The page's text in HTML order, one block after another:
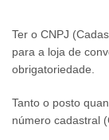
Ter o CNPJ
para a loja de
obrigatoriedade.
Tanto o posto
número cadastral